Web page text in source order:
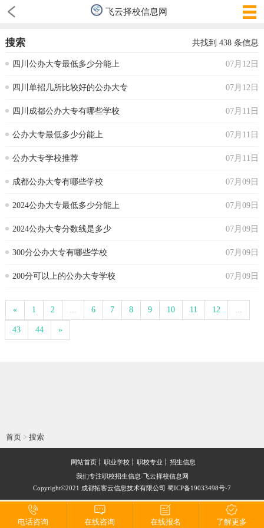
飞云择校信息网
搜索 共找到438 条信息
四川公办大专最低多少分能上 07月12日
四川单招几所比较好的公办大专 07月12日
四川成都公办大专有哪些学校 07月11日
公办大专最低多少分能上 07月11日
公办大专学校推荐 07月11日
成都公办大专有哪些学校 07月09日
2024公办大专最低多少分能上 07月09日
2024公办大专分数线是多少 07月09日
300分公办大专有哪些学校 07月09日
200分可以上的公办大专学校 07月09日
« 1 2 6 7 8 9 10 11 12
43 44 »
首页 > 搜索
网站首页 职业学校 职校专业
招生信息
我们专注职校招生信息-飞云择校信息网
Copyright©2021 成都拓客云信息技术有限公司 蜀ICP备19033498号-7
电话咨询 在线咨询 在线报名 了解更多